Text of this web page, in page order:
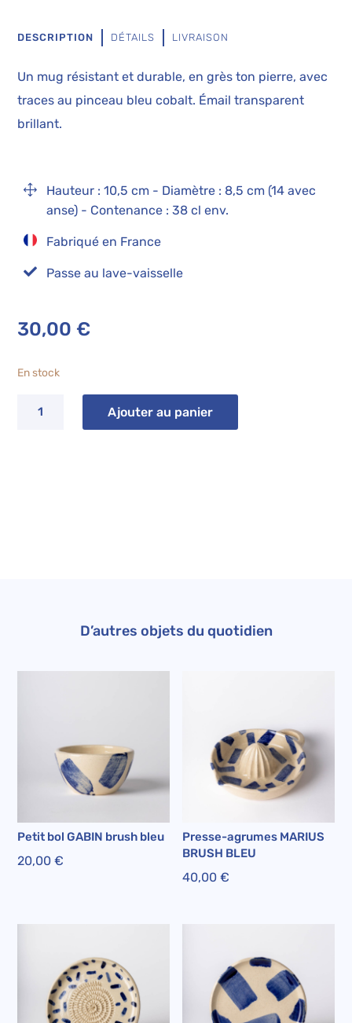
DESCRIPTION DÉTAILS LIVRAISON
Un mug résistant et durable, en grès ton pierre, avec
traces au pinceau bleu cobalt. Émail transparent
brillant.
1
Hauteur : 10,5 cm - Diamètre : 8,5 cm (14 avec
anse) - Contenance : 38 cl env.
Fabriqué en France
 Passe au lave-vaisselle
30,00 €
En stock
Ajouter au panier
D’autres objets du quotidien
Petit bol GABIN brush bleu
20,00€
Presse-agrumes MARIUS
BRUSH BLEU
40,00€